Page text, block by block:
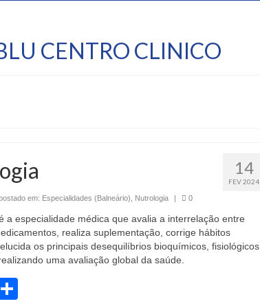
CENTRO CLINICO
14
FEV 2024
em: Especialidades (Balneário) Nutrologia | 0
a especialidade médica que avalia a interrelação entre
realiza suplementação, corrige hábitos
os principais desequilíbrios bioquímicos, fisiológicos
uma avaliação global da saúde.
Twitter